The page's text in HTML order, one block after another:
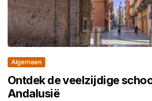
Algemeen
Ontdek de veelzijdige
Andalusië